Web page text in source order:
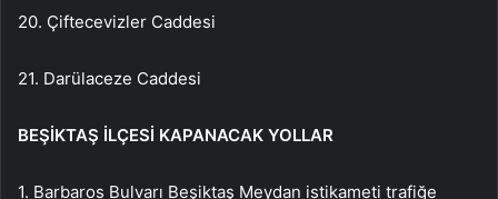
20. Çiftecevizler Caddesi
21. Darülaceze Caddesi
BEŞİKTAŞ İLÇESİ KAPANACAK YOLLAR
1. Barbaros Bulvarı Beşiktaş Meydan istikameti trafiğe